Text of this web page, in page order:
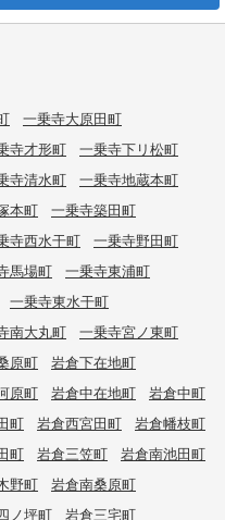
一乗寺大原田町
寺才形町
一乗寺下リ松町
寺清水町
一乗寺地蔵本町
本町
一乗寺築田町
寺西水干町
一乗寺野田町
馬場町
一乗寺東浦町
一乗寺東水干町
南大丸町
一乗寺宮ノ東町
原町
岩倉下在地町
原町 岩倉中在地町
岩倉中町
町 岩倉西宮田町
岩倉幡枝町
町 岩倉三笠町
岩倉南池田町
野町
岩倉南桑原町
ノ坪町 岩倉三宅町